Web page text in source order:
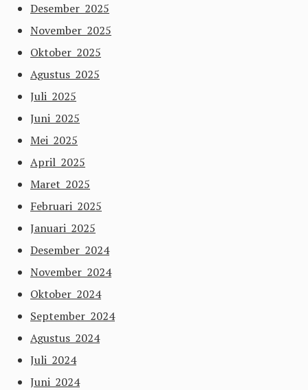
Desember 2025
November 2025
Oktober 2025
Agustus 2025
Juli 2025
Juni 2025
Mei 2025
April 2025
Maret 2025
Februari 2025
Januari 2025
Desember 2024
November 2024
Oktober 2024
September 2024
Agustus 2024
Juli 2024
Juni 2024